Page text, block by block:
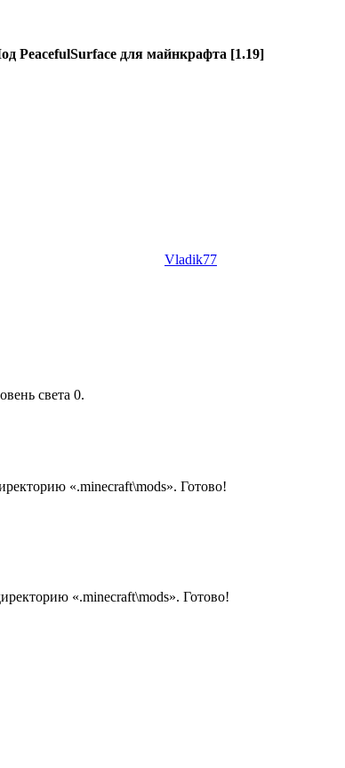
PeacefulSurface для майнкрафта [1.19]
Vladik77
света 0.
«.minecraft\mods». Готово!
«.minecraft\mods». Готово!